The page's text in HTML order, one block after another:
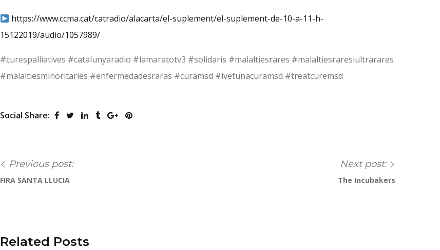
https://www.ccma.cat/catradio/alacarta/el-suplement/el-suplement-de-10-a-11-h-
15122019/audio/1057989/
#curespalliatives #catalunyaradio #lamaratotv3 #solidaris #malaltiesrares #malaltiesraresiultrarares
#malaltiesminoritaries #enfermedadesraras #curamsd #ivetunacuramsd #treatcuremsd
Social Share:
Previous post:
FIRA SANTA LLUCIA
Next post:
The Incubakers
Related Posts